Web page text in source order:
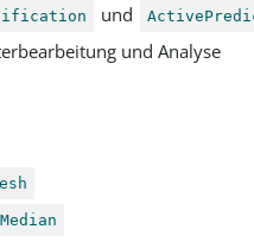
und
und Analyse